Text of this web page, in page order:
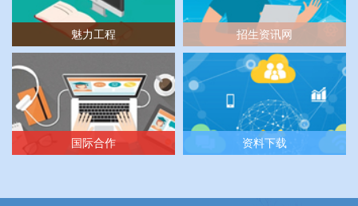
魅力工程 招生资讯网
国际合作 资料下载